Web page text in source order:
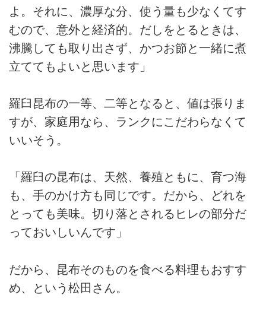
よ。それに、濃厚な分、使う量も少なくてす
むので、意外と経済的。だしをとるときは、
沸騰しても取り出さず、かつお節と一緒に煮
立ててもよいと思います」
羅臼昆布の一等、二等となると、値は張りま
すが、家庭用なら、ランクにこだわらなくて
いいそう。
「羅臼の昆布は、天然、養殖ともに、育つ海
も、手のかけ方も同じです。だから、どれを
とっても美味。切り落とされるヒレの部分だ
っておいしいんです」
だから、昆布そのものを食べる料理もおすす
め、という松田さん。